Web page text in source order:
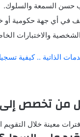
حسن السمعة والسلوك.
في أي جهة حكومية
والاختبارات
الذاتية .. كيفية
من تخصص إلى
معينة خلال التقويم